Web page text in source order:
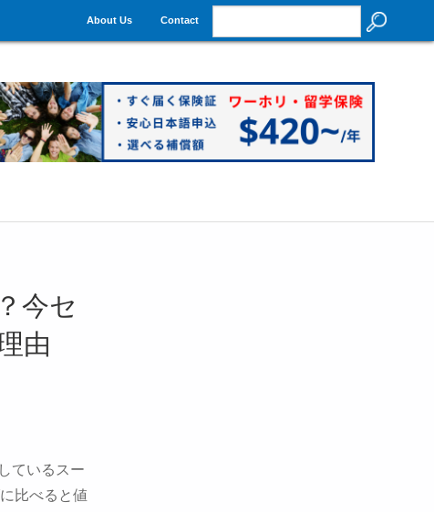
About Us Contact
今セ
由
しているスー
比べると値